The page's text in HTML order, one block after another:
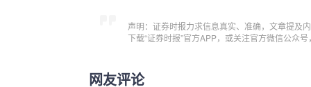
声明：证券时报力求信息真实、准确，文章提及
下载“证券时报”官方APP，或关注官方微信公众
网友评论